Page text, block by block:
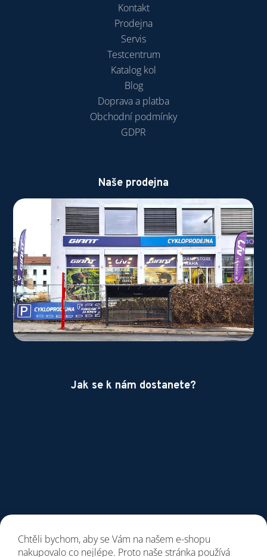
Chtěli bychom, aby se Vám na našem e-shopu
nakupovalo co nejlépe. Proto naše stránka používá
Kontakt
Prodejna
Servis
Testcentrum
Katalog kol
Blog
Doprava a platba
Obchodní podmínky
GDPR
Naše prodejna
Jak se k nám dostanete?